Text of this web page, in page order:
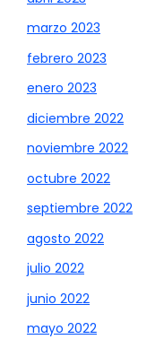
marzo 2023
febrero 2023
enero 2023
diciembre 2022
noviembre 2022
octubre 2022
septiembre 2022
agosto 2022
julio 2022
junio 2022
mayo 2022